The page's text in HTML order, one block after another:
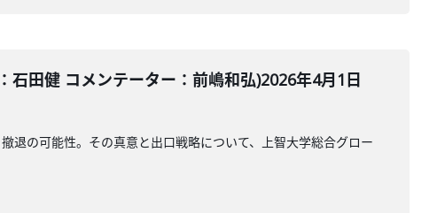
石田健 コメンテーター：前嶋和弘)2026年4月1日
退の可能性。その真意と出口戦略について、上智大学総合グロー